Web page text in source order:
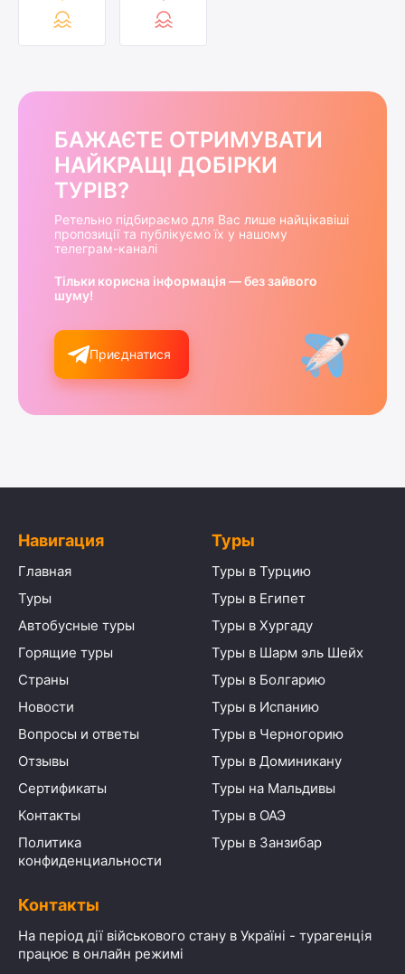
БАЖАЄТЕ ОТРИМУВАТИ
НАЙКРАЩІ ДОБІРКИ
ТУРІВ?
Ретельно підбираємо для Вас лише найцікавіші
пропозиції та публікуємо їх у нашому
телеграм-каналі
Тільки корисна інформація — без зайвого
шуму!
Приєднатися
Навигация
Главная
Туры
Автобусные туры
Горящие туры
Страны
Новости
Вопросы и ответы
Отзывы
Сертификаты
Контакты
Политика
конфиденциальности
Туры
Туры в Турцию
Туры в Египет
Туры в Хургаду
Туры в Шарм эль Шейх
Туры в Болгарию
Туры в Испанию
Туры в Черногорию
Туры в Доминикану
Туры на Мальдивы
Туры в ОАЭ
Туры в Занзибар
Контакты
На період дії військового стану в Україні - турагенція
працює в онлайн режимі